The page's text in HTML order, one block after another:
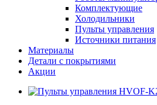
Комплектующие
Холодильники
Пульты управления
Источники питания
Материалы
Детали с покрытиями
Акции